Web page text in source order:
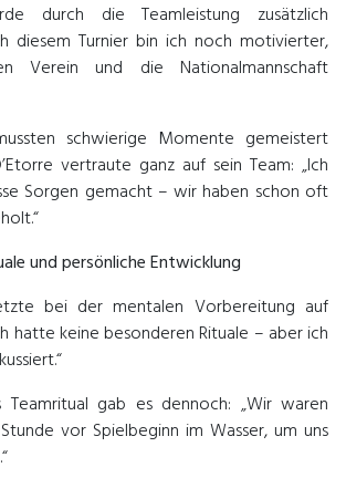
durch die Teamleistung zusätzlich
diesem Turnier bin ich noch motivierter,
Verein und die Nationalmannschaft
schwierige Momente gemeistert
vertraute ganz auf sein Team: „Ich
Sorgen gemacht – wir haben schon oft
und persönliche Entwicklung
bei der mentalen Vorbereitung auf
hatte keine besonderen Rituale – aber ich
Teamritual gab es dennoch: „Wir waren
vor Spielbeginn im Wasser, um uns